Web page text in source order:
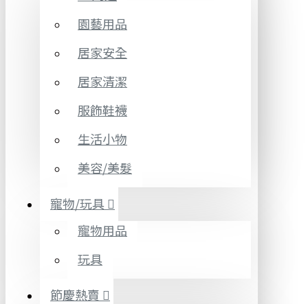
園藝用品
居家安全
居家清潔
服飾鞋襪
生活小物
美容/美髮
寵物/玩具
寵物用品
玩具
節慶熱賣